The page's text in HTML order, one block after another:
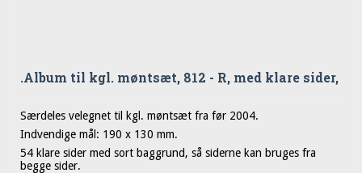
.Album til kgl. møntsæt, 812 - R, med klare sider,
Særdeles velegnet til kgl. møntsæt fra før 2004.
Indvendige mål: 190 x 130 mm.
54 klare sider med sort baggrund, så siderne kan bruges fra
begge sider.